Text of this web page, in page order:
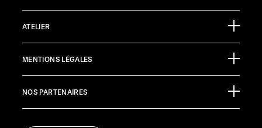
Ölmühlestraße 6
88299 Leutkirch
Germany
SERVICE APRÈS-VENTE
service@service.sunlight.de
ATELIER
Documents à télécharger
MENTIONS LÉGALES
Mentions légales.
NOS PARTENAIRES